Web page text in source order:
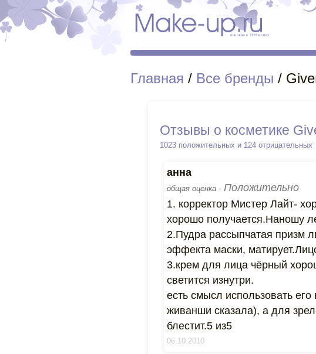
Главная / Все бренды /
Отзывы о косметике
1023 положительных и 124 отрицательных
анна
общая оценка - Положительно
1. корректор Мистер Лайт-
хорошо получается.Наношу
2.Пудра рассыпчатая призм
эффекта маски,
3.крем для лица чёрный
светится изнутри.
есть смысл использовать
живанши сказала), а для
блестит.5 из5
06.10.2010